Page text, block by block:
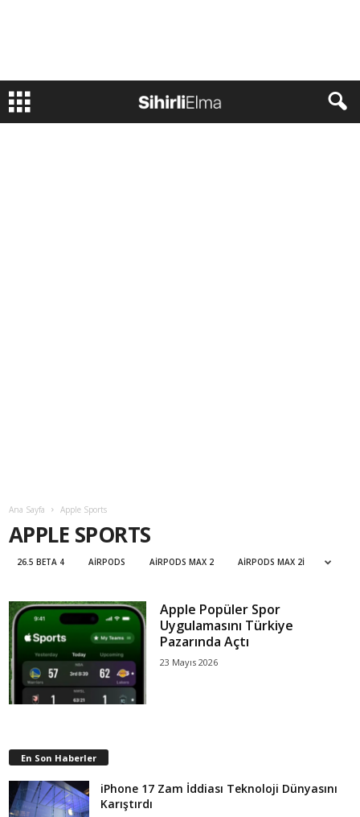
Ana Sayfa Apple Sports
APPLE SPORTS
26.5 BETA 4 AIRPODS AIRPODS MAX 2 AIRPODS MAX 2I
Apple Popüler Spor
Uygulamasını Türkiye
Pazarında Açtı
23 Mayıs 2026
En Son Haberler
iPhone 17 Zam İddiası Teknoloji Dünyasını
Karıştırdı